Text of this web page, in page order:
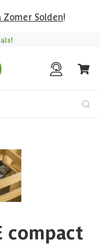
Zomer Solden!
compact